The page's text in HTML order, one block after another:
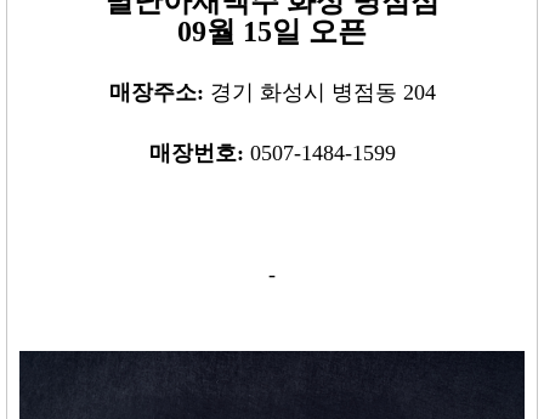
09월 15일 오픈
매장주소: 경기 화성시 병점동 204
매장번호: 0507-1484-1599
-